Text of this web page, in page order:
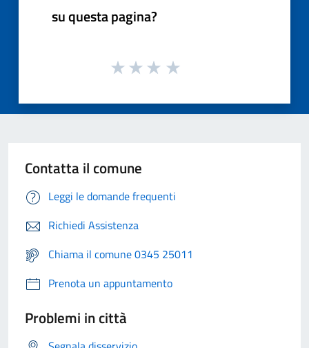
su questa pagina?
Contatta il comune
Leggi le domande frequenti
Richiedi Assistenza
Chiama il comune 0345 25011
Prenota un appuntamento
Problemi in città